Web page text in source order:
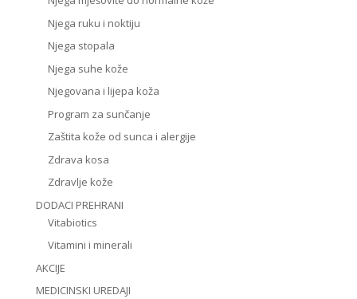
Njega ruku i noktiju
Njega stopala
Njega suhe kože
Njegovana i lijepa koža
Program za sunčanje
Zaštita kože od sunca i alergije
Zdrava kosa
Zdravlje kože
DODACI PREHRANI
Vitabiotics
Vitamini i minerali
AKCIJE
MEDICINSKI UREDAJI